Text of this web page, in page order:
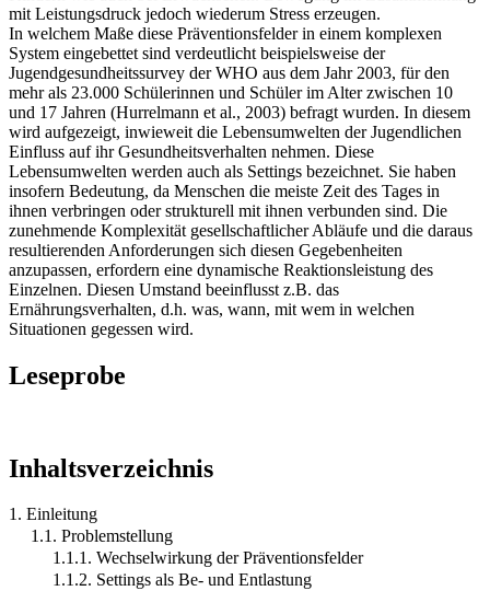
mit Leistungsdruck jedoch wiederum Stress erzeugen.
In welchem Maße diese Präventionsfelder in einem komplexen
System eingebettet sind verdeutlicht beispielsweise der
Jugendgesundheitssurvey der WHO aus dem Jahr 2003, für den
mehr als 23.000 Schülerinnen und Schüler im Alter zwischen 10
und 17 Jahren (Hurrelmann et al., 2003) befragt wurden. In diesem
wird aufgezeigt, inwieweit die Lebensumwelten der Jugendlichen
Einfluss auf ihr Gesundheitsverhalten nehmen. Diese
Lebensumwelten werden auch als Settings bezeichnet. Sie haben
insofern Bedeutung, da Menschen die meiste Zeit des Tages in
ihnen verbringen oder strukturell mit ihnen verbunden sind. Die
zunehmende Komplexität gesellschaftlicher Abläufe und die daraus
resultierenden Anforderungen sich diesen Gegebenheiten
anzupassen, erfordern eine dynamische Reaktionsleistung des
Einzelnen. Diesen Umstand beeinflusst z.B. das
Ernährungsverhalten, d.h. was, wann, mit wem in welchen
Situationen gegessen wird.
Leseprobe
Inhaltsverzeichnis
1. Einleitung
1.1. Problemstellung
1.1.1. Wechselwirkung der Präventionsfelder
1.1.2. Settings als Be- und Entlastung